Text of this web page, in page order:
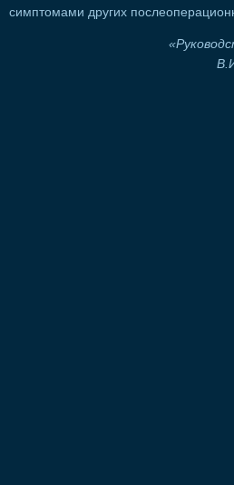
симптомами других